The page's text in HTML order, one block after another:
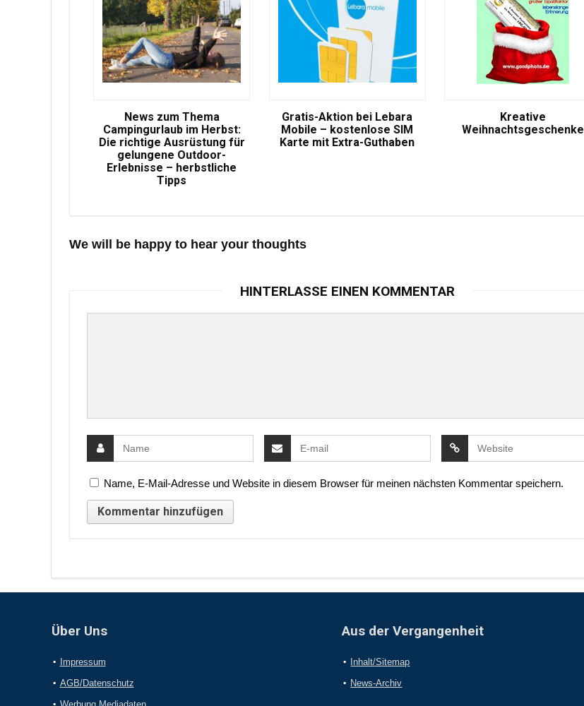
News zum Thema
Campingurlaub im Herbst:
Die richtige Ausrüstung für
gelungene Outdoor-
Erlebnisse – herbstliche
Tipps
Gratis-Aktion bei Lebara
Mobile – kostenlose SIM
Karte mit Extra-Guthaben
Kreative
Weihnachtsgeschenke
We will be happy to hear your thoughts
HINTERLASSE EINEN KOMMENTAR
Name, E-Mail-Adresse und Website in diesem Browser für meinen nächsten Kommentar speichern.
Über Uns
Impressum
AGB/Datenschutz
Aus der Vergangenheit
Inhalt/Sitemap
News-Archiv